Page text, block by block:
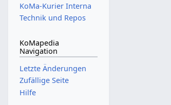
KoMa-Kurier Interna
Technik und Repos
KoMapedia
Navigation
Letzte Änderungen
Zufällige Seite
Hilfe